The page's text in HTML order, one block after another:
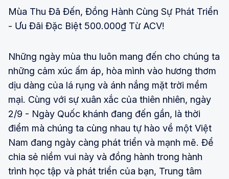
Mùa Thu Đã Đến, Đồng Hành Cùng Sự Phát Triển
- Ưu Đãi Đặc Biệt 500.000₫ Từ ACV!
Những ngày mùa thu luôn mang đến cho chúng ta
những cảm xúc ấm áp, hòa mình vào hương thơm
dịu dàng của lá rụng và ánh nắng mặt trời mềm
mại. Cùng với sự xuân xắc của thiên nhiên, ngày
2/9 - Ngày Quốc khánh đang đến gần, là thời
điểm mà chúng ta cùng nhau tự hào về một Việt
Nam đang ngày càng phát triển và mạnh mẽ. Để
chia sẻ niềm vui này và đồng hành trong hành
trình học tập và phát triển của bạn, Trung tâm